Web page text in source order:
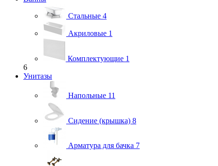
Стальные 4
Акриловые 1
Комплектующие 1
6
Унитазы
Напольные 11
Сидение (крышка) 8
Арматура для бачка 7